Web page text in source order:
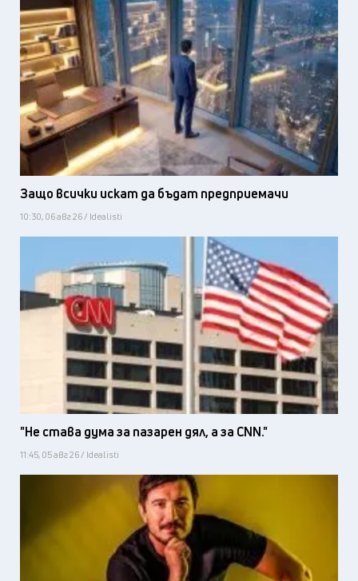
Защо всички искат да бъдат предприемачи
10:30, 06 авг 26 / Idealisti
"Не става дума за пазарен дял, а за CNN."
11:45, 05 авг 26 / Idealisti